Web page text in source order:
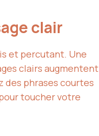
clair
et percutant. Une
clairs augmentent
des phrases courtes
toucher votre